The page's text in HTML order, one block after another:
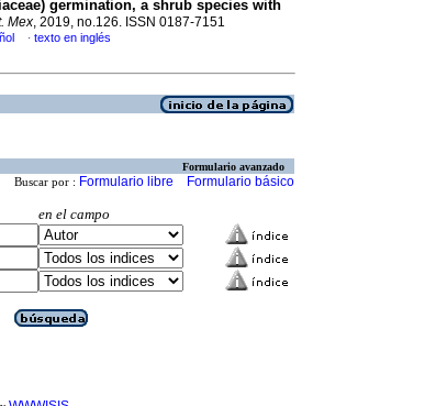
germination, a shrub species with
Mex, 2019, no.126. ISSN 0187-7151
· texto en inglés
Formulario avanzado
Buscar por : Formulario libre Formulario básico
en el campo